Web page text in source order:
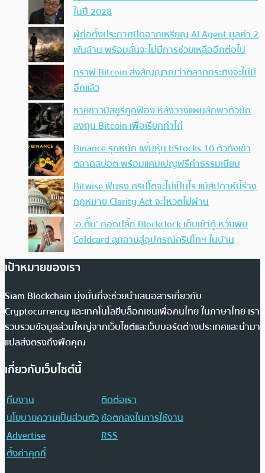
ในปี 2028
ผู้ก่อตั้งประกาศปิดฉากเหรียญ AI Agent มูลค่า 2
พันล้าน พร้อมลั่นจะไม่มีการช่วยเหลืออีกต่อไป
กราฟ Bitcoin ส่งสัญญาณว่าตลาดกระทิงจะไม่มี
อีกแล้ว
ชายชาวมิสซูรีถูกฟ้อง หลังวางแผนลักพาตัวนัก
ลงทุน Bitcoin เพื่อเรียกค่าไถ่
Binance รุกหนัก เพิ่มหุ้น bStocks 10 ตัวดังเข้า
ตลาดสปอต พร้อมแคมเปญฟรีค่าธรรมเนียม
Bitwise ฟันธง คริปโตจะไม่เป็นไร แม้สัปดาห์นี้ร่าง
กฎหมาย Clarity Act จะโหวตไม่ผ่าน
‘อ.ตั๊ม’ ถอดปลั้ก Blockclock เก็บเข้าตู้ หวั่นพิษ
Coldcard ลุกลามสู่อุปกรณ์คริปโทฯ ในบ้าน
เป้าหมายของเรา
Siam Blockchain มุ่งมั่นที่จะช่วยนำเสนอสารเกี่ยวกับ
Cryptocurrency และเทคโนโลยีบล็อกเชนเพื่อคนไทย ในภาษาไทย เรา
รวบรวมข้อมูลส่วนใหญ่จากเว็บไซต์และเว็บบอร์ดต่างประเทศและนำมา
แปลส่งตรงถึงฟีดคุณ
เกี่ยวกับเว็บไซต์นี้
ทีมงาน
ติดต่อเรา
นโยบายความเป็นส่วนตัวข้อตกลงในการใช้งาน
Advertise
RSS
ตั้งค่าคุกกี้